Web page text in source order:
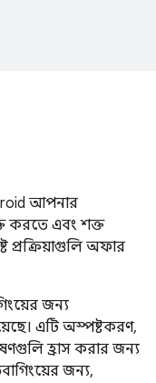
আপনার
করতে এবং শক্ত
প্রক্রিয়াগুলি অফার
জন্য
এটি অস্পষ্টকরণ,
হ্রাস করার জন্য
জন্য,